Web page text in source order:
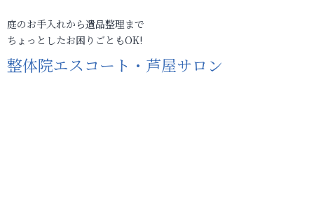
庭のお手入れから遺品整理まで
ちょっとしたお困りごともOK!
整体院エスコート・芦屋サロン